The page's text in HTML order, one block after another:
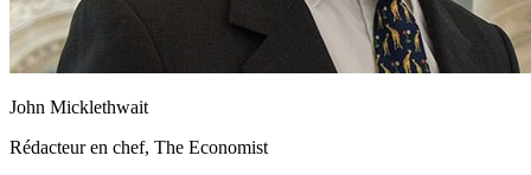
John Micklethwait
Rédacteur en chef, The Economist